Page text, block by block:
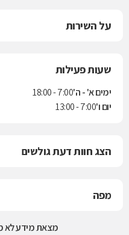
על השירות
שעות פעילות
ימים א' - ה'7:00 - 18:00
יום ו'7:00 - 13:00
הצג חוות דעת גולשים
מפה
מצאת מידע לא